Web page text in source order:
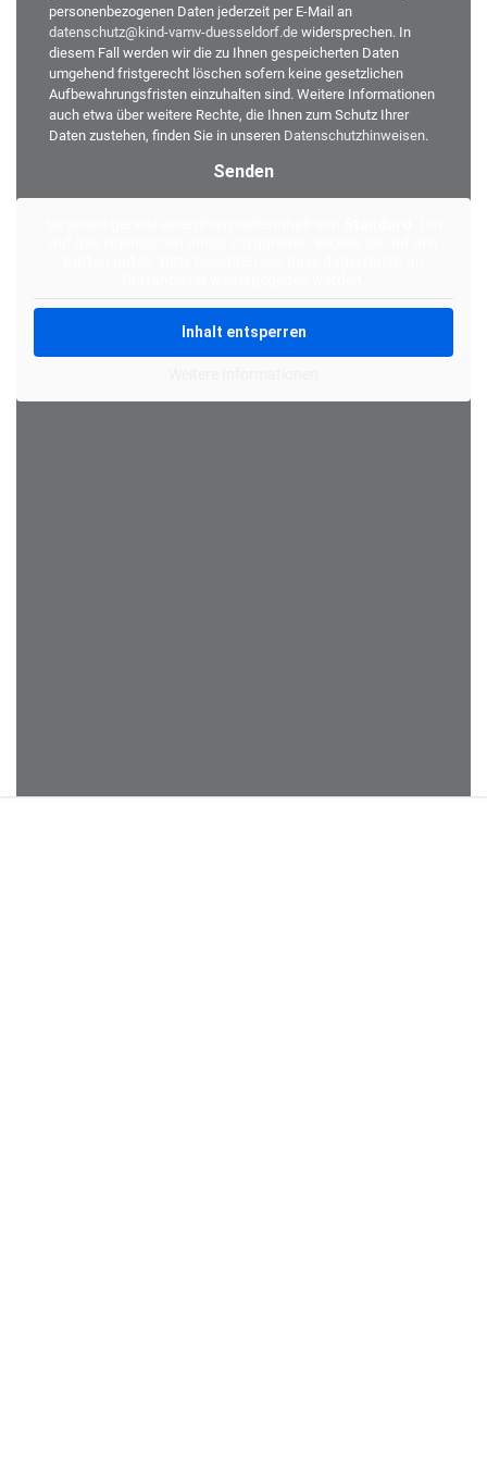
personenbezogenen Daten jederzeit per E-Mail an
datenschutz@kind-vamv-duesseldorf.de widersprechen. In
diesem Fall werden wir die zu Ihnen gespeicherten Daten
umgehend fristgerecht löschen sofern keine gesetzlichen
Aufbewahrungsfristen einzuhalten sind. Weitere Informationen
auch etwa über weitere Rechte, die Ihnen zum Schutz Ihrer
Daten zustehen, finden Sie in unseren Datenschutzhinweisen.
Inhalt entsperren